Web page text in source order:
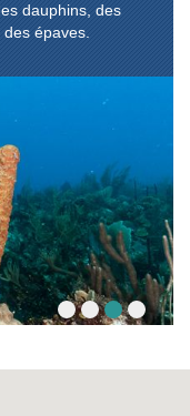
dauphins, des
épaves.